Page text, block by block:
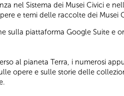
nel Sistema dei Musei Civici e
e temi delle raccolte dei Musei
sulla piattaforma Google Suite e
al pianeta Terra, i numerosi
opere e sulle storie delle